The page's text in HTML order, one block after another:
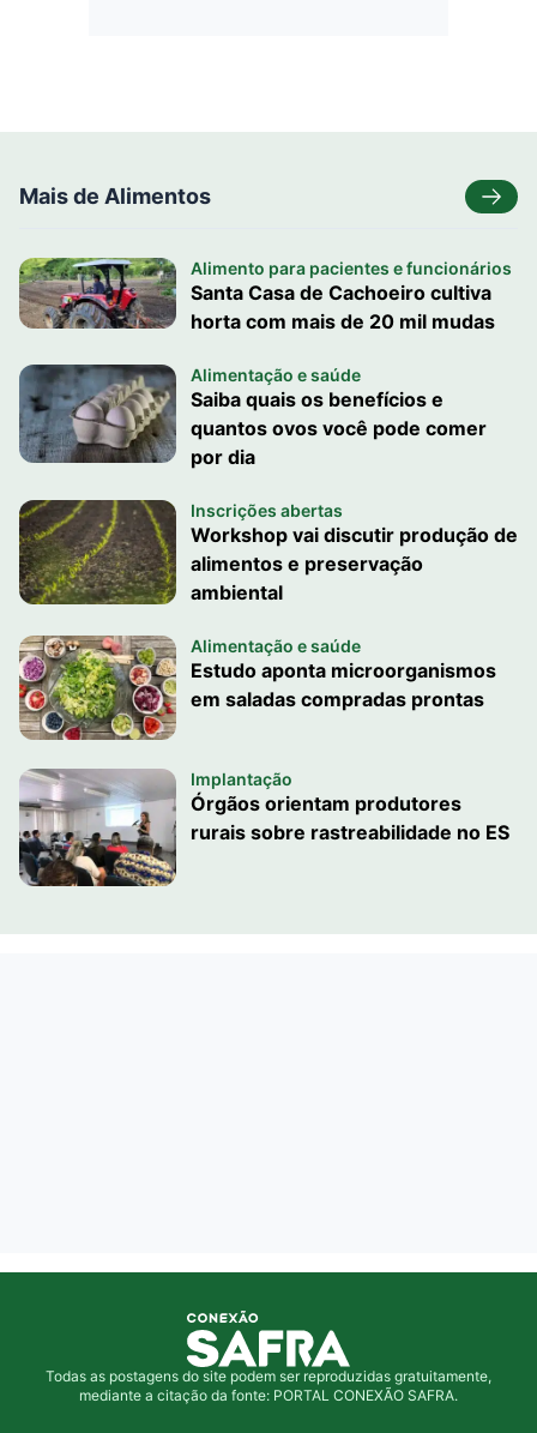
Mais de Alimentos
Alimento para pacientes e funcionários
Santa Casa de Cachoeiro cultiva
horta com mais de 20 mil mudas
Alimentação e saúde
Saiba quais os benefícios e
quantos ovos você pode comer
por dia
Inscrições abertas
Workshop vai discutir produção de
alimentos e preservação
ambiental
Alimentação e saúde
Estudo aponta microorganismos
em saladas compradas prontas
Implantação
Órgãos orientam produtores
rurais sobre rastreabilidade no ES
Todas as postagens do site podem ser reproduzidas gratuitamente,
mediante a citação da fonte: PORTAL CONEXÃO SAFRA.